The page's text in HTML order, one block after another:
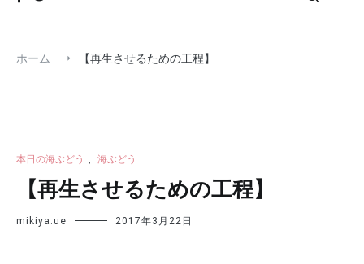
ホーム 【再生させるための工程】
本日の海ぶどう , 海ぶどう
【再生させるための工程】
mikiya.ue 2017年3月22日